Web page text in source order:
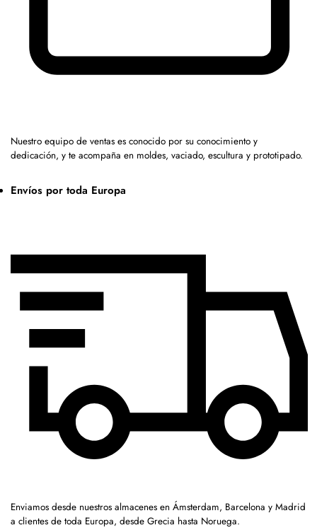
Nuestro equipo de ventas es conocido por su conocimiento y
dedicación, y te acompaña en moldes, vaciado, escultura y prototipado.
Envíos por toda Europa
Enviamos desde nuestros almacenes en Ámsterdam, Barcelona y Madrid
a clientes de toda Europa, desde Grecia hasta Noruega.